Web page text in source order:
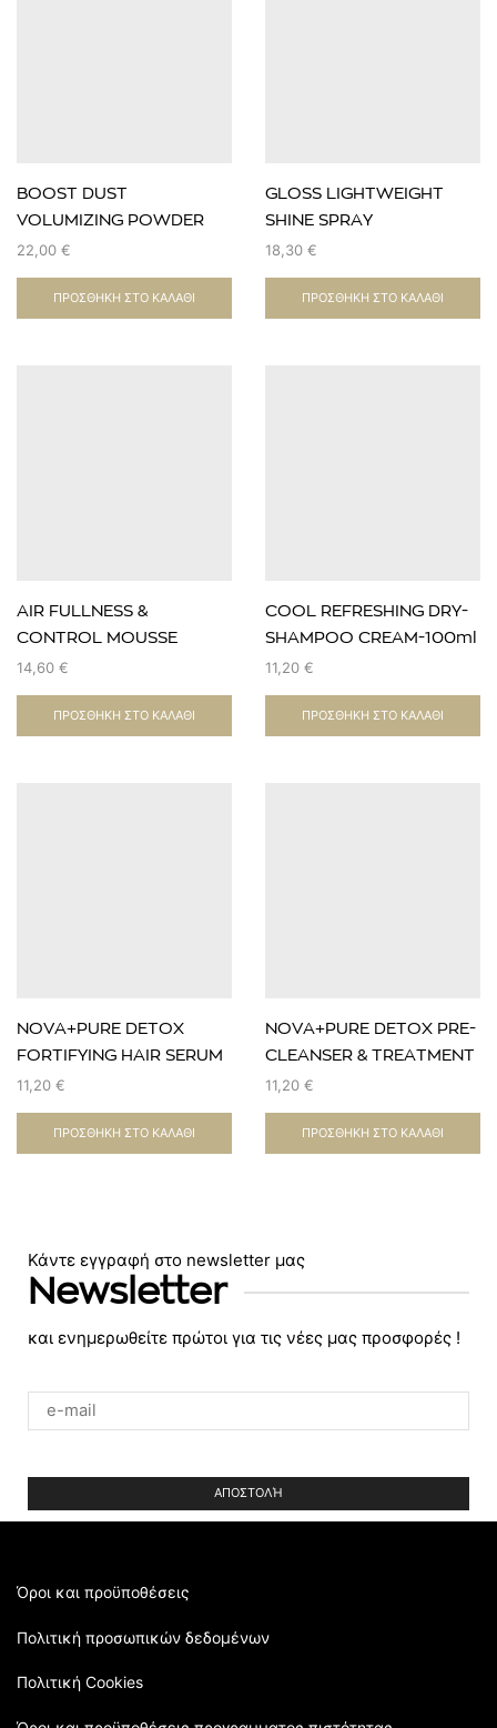
BOOST DUST
VOLUMIZING POWDER
30ml / πούδρα
φορμαρίσματος
22,00 €
ΠΡΟΣΘΉΚΗ ΣΤΟ ΚΑΛΆΘΙ
GLOSS LIGHTWEIGHT
SHINE SPRAY
18,30 €
ΠΡΟΣΘΉΚΗ ΣΤΟ ΚΑΛΆΘΙ
AIR FULLNESS &
CONTROL MOUSSE
EVOZEN 300ΜL / Αφρός
Όγκου & Styling για
Φυσική Κίνηση
14,60 €
ΠΡΟΣΘΉΚΗ ΣΤΟ ΚΑΛΆΘΙ
COOL REFRESHING DRY-
SHAMPOO CREAM-100ml
11,20 €
ΠΡΟΣΘΉΚΗ ΣΤΟ ΚΑΛΆΘΙ
NOVA+PURE DETOX
FORTIFYING HAIR SERUM
in-cream-50ml
11,20 €
ΠΡΟΣΘΉΚΗ ΣΤΟ ΚΑΛΆΘΙ
NOVA+PURE DETOX PRE-
CLEANSER & TREATMENT
HAIRMASK-250ml
11,20 €
ΠΡΟΣΘΉΚΗ ΣΤΟ ΚΑΛΆΘΙ
Κάντε εγγραφή στο newsletter μας
Newsletter
και ενημερωθείτε πρώτοι για τις νέες μας προσφορές !
field
Όροι και προϋποθέσεις
Πολιτική προσωπικών δεδομένων
Πολιτική Cookies